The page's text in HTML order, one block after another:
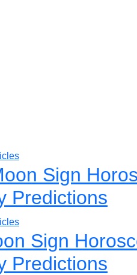
Sign
Predictions
Sign
Predictions